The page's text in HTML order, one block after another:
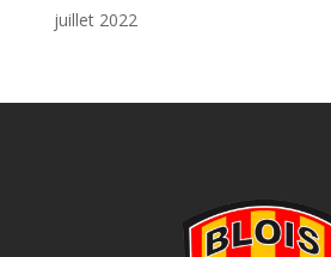
juillet 2022